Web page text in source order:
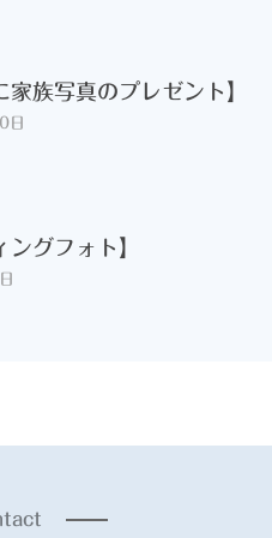
家族写真のプレゼント】
日
ングフォト】